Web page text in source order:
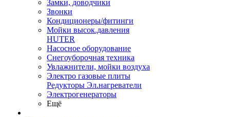
Замки, доводчики
Звонки
Кондиционеры/фитинги
Мойки высок.давления
HUTER
Насосное оборудование
Снегоуборочная техника
Увлажнители, мойки воздуха
Электро газовые плиты
Редукторы Эл.нагреватели
Электрогенераторы
Ещё